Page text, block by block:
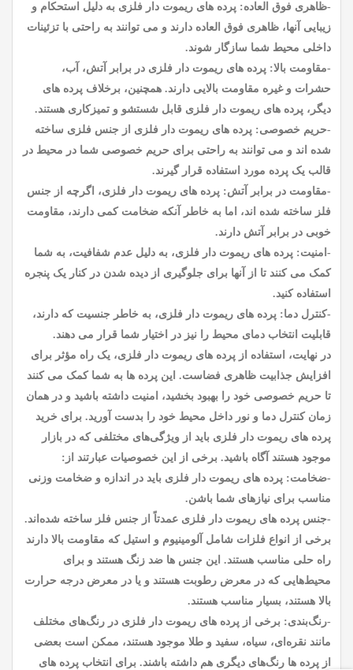
-ظاهری فوق العاده: پرده های ریموت دار فلزی به دلیل استحکام و
زیبایی آنها، ظاهری فوق العاده دارند و می توانند به راحتی با تزئینات
داخلی محیط شما سازگار شوند.
-مقاومت بالا: پرده های ریموت دار فلزی در برابر آتش، آب،
حشرات و غیره مقاومت بالایی دارند. همچنین، برخلاف پرده های
دیگر، پرده های ریموت دار فلزی قابل شستشو و تمیزکاری هستند.
-حریم خصوصی: پرده های ریموت دار فلزی از جنس فلزی ساخته
شده اند و می توانند به راحتی برای حریم خصوصی شما در محیط در
قالب یک پرده مورد استفاده قرار گیرند.
-مقاومت در برابر آتش: پرده های ریموت دار فلزی، اگرچه از جنس
فلز ساخته شده اند، اما به خاطر آنکه ضخامت کمی دارند، مقاومت
خوبی در برابر آتش دارند.
-امنیت: پرده های ریموت دار فلزی، به دلیل عدم شفافیت، به شما
کمک می کنند تا از آنها برای جلوگیری از دیده شدن در کنار یک پنجره
استفاده کنید.
-کنترل دما: پرده های ریموت دار فلزی، به خاطر جنسیت که دارند،
قابلیت انتخاب دمای محیط را نیز در اختیار شما قرار می دهند.
در نهایت، استفاده از پرده های ریموت دار فلزی، یک راه مؤثر برای
افزایش جذابیت ظاهری فضاست. این پرده ها به شما کمک می کنند
تا حریم خصوصی خود را بهبود بخشید، امنیت داشته باشید و در همان
زمان کنترل دما و نور داخل محیط خود را بدست آورید. برای خرید
پرده های ریموت دار فلزی باید از ویژگی‌های مختلفی که در بازار
موجود هستند آگاه باشید. برخی از این خصوصیات عبارتند از:
-ضخامت: پرده های ریموت دار فلزی باید در اندازه و ضخامت وزنی
مناسب برای نیازهای شما باشن.
-جنس پرده های ریموت دار فلزی عمدتاً از جنس فلز ساخته شده‌اند.
برخی از انواع فلزات شامل آلومینیوم و استیل که مقاومت بالا دارند
راه حلی مناسب هستند. این جنس ها ضد زنگ هستند و برای
محیط‌هایی که در معرض رطوبت هستند و یا در معرض درجه حرارت
بالا هستند، بسیار مناسب هستند.
-رنگ‌بندی: برخی از پرده های ریموت دار فلزی در رنگ‌های مختلف
مانند نقره‌ای، سیاه، سفید و طلا موجود هستند، ممکن است بعضی
از پرده ها رنگ‌های دیگری هم داشته باشند. برای انتخاب پرده های